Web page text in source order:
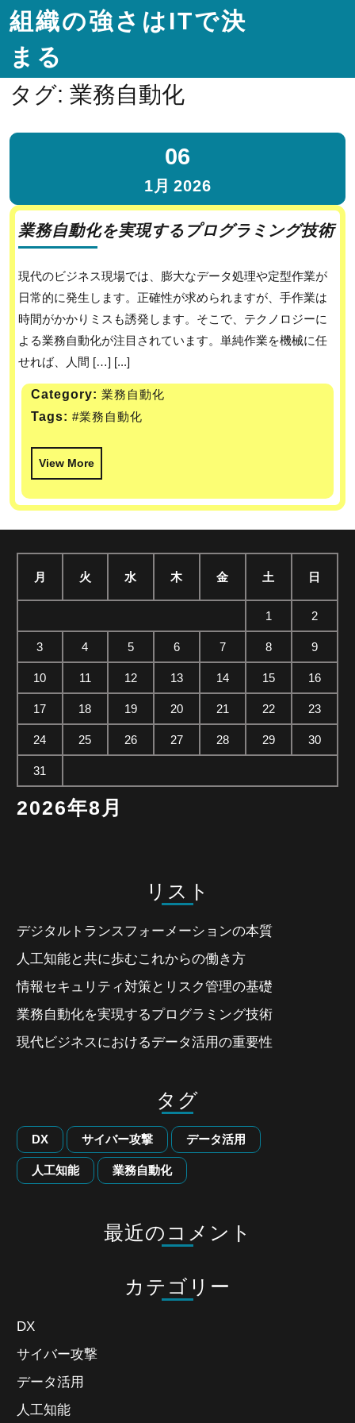
組織の強さはITで決
まる
タグ: 業務自動化
06
1月 2026
業務自動化を実現するプログラミング技術
現代のビジネス現場では、膨大なデータ処理や定型作業が
日常的に発生します。正確性が求められますが、手作業は
時間がかかりミスも誘発します。そこで、テクノロジーに
よる業務自動化が注目されています。単純作業を機械に任
せれば、人間 […] [...]
Category: 業務自動化
Tags: #業務自動化
View More
2026年8月
月 火 水 木 金 土 日
1 2
3 4 5 6 7 8 9
10 11 12 13 14 15 16
17 18 19 20 21 22 23
24 25 26 27 28 29 30
31
リスト
デジタルトランスフォーメーションの本質
人工知能と共に歩むこれからの働き方
情報セキュリティ対策とリスク管理の基礎
業務自動化を実現するプログラミング技術
現代ビジネスにおけるデータ活用の重要性
タグ
DX サイバー攻撃 データ活用
人工知能 業務自動化
最近のコメント
カテゴリー
DX
サイバー攻撃
データ活用
人工知能